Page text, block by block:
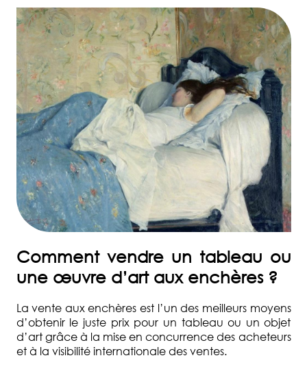
Comment vendre un tableau ou
une œuvre d’art aux enchères ?
La vente aux enchères est l’un des meilleurs moyens
d’obtenir le juste prix pour un tableau ou un objet
d’art grâce à la mise en concurrence des acheteurs
et à la visibilité internationale des ventes.